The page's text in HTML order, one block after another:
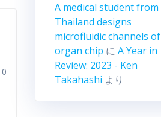
0
A medical student from
Thailand designs
microfluidic channels of
organ chip にA Year in
Review: 2023 - Ken
Takahashi より